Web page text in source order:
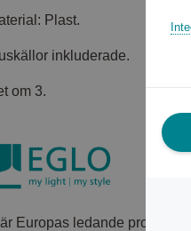
Plast.
inkluderade.
om 3.
Europas ledande